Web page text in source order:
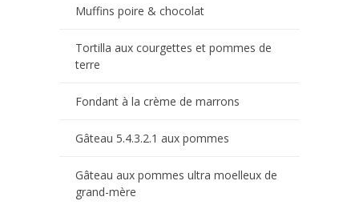
Muffins poire & chocolat
Tortilla aux courgettes et pommes de
terre
Fondant à la crème de marrons
Gâteau 5.4.3.2.1 aux pommes
Gâteau aux pommes ultra moelleux de
grand-mère